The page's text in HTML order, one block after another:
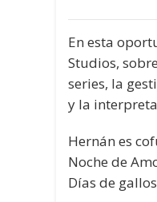
En esta
Studios,
series, la
y la
Hernán es
Noche de
Días de